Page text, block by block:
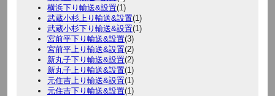
横浜下り輸送&設置(1)
武蔵小杉上り輸送&設置(1)
武蔵小杉下り輸送&設置(1)
宮前平下り輸送&設置(3)
宮前平上り輸送&設置(2)
新丸子下り輸送&設置(2)
新丸子上り輸送&設置(1)
元住吉上り輸送&設置(1)
元住吉下り輸送&設置(1)